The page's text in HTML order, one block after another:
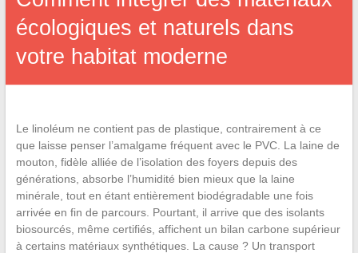
écologiques et naturels dans
votre habitat moderne
Le linoléum ne contient pas de plastique, contrairement à ce
que laisse penser l’amalgame fréquent avec le PVC. La laine de
mouton, fidèle alliée de l’isolation des foyers depuis des
générations, absorbe l’humidité bien mieux que la laine
minérale, tout en étant entièrement biodégradable une fois
arrivée en fin de parcours. Pourtant, il arrive que des isolants
biosourcés, même certifiés, affichent un bilan carbone supérieur
à certains matériaux synthétiques. La cause ? Un transport